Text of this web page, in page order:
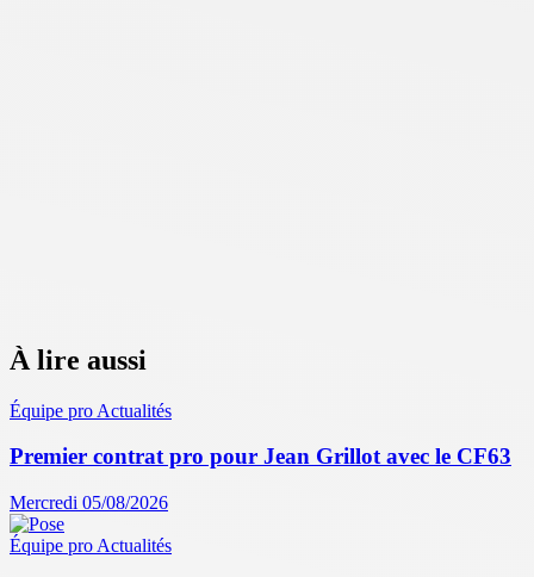
À lire aussi
Équipe pro Actualités
Premier contrat pro pour Jean Grillot avec le CF63
Mercredi 05/08/2026
Équipe pro Actualités